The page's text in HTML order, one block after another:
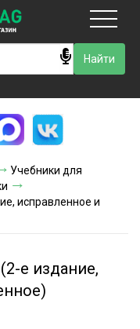
Учебники для
исправленное и
е издание,